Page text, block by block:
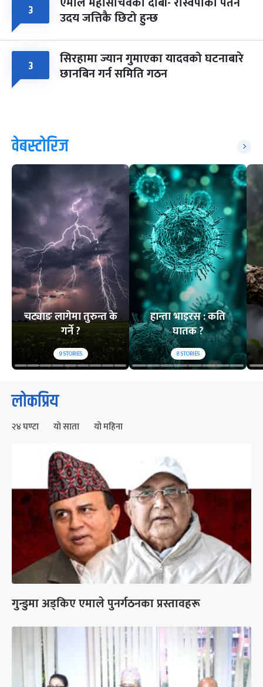
३ उदय जत्तिकै छिटो हुन्छ
३ सिरहामा ज्यान गुमाएका यादवको घटनाबारे
छानबिन गर्न समिति गठन
वेबस्टोरिज
चट्याङ लागेमा तुरुन्त के
गर्ने ?
9STORIES
हान्ता भाइरस : कति
घातक ?
8STORIES
लोकप्रिय
२४ घण्टा यो साता यो महिना
गुन्डुमा अड्किए एमाले पुनर्गठनका प्रस्तावहरू